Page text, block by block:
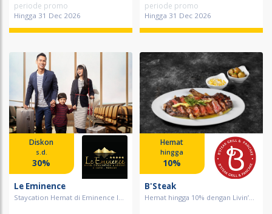
periode promo
Hingga 31 Dec 2026
periode promo
Hingga 31 Dec 2026
Diskon
s.d.
30%
Le Eminence
Staycation Hemat di Eminence I...
Hemat
hingga
10%
B'Steak
Hemat hingga 10% dengan Livin’...